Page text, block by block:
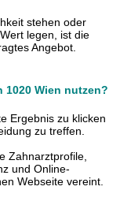
stehen oder
legen, ist die
Angebot.
1020 Wien nutzen?
Ergebnis zu klicken
zu treffen.
Zahnarztprofile,
und Online-
Webseite vereint.